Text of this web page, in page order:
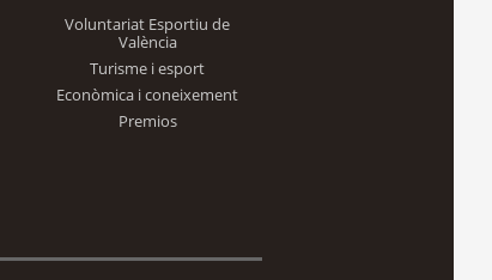
Voluntariat Esportiu de
València
Turisme i esport
Econòmica i coneixement
Premios